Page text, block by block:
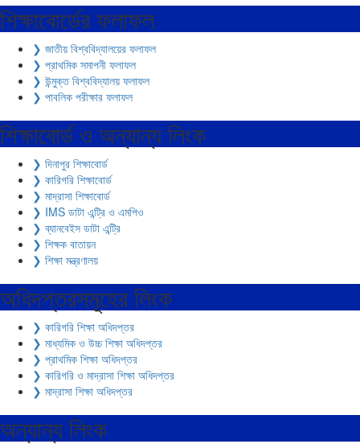
শিক্ষাবোর্ডের ফলাফল
❯ জাতীয় বিশ্ববিদ্যালয়ের ফলাফল
❯ প্রাথমিক সমাপনী ফলাফল
❯ উন্মুক্ত বিশ্ববিদ্যালয় ফলাফল
❯ পাবলিক পরীক্ষার ফলাফল
শিক্ষাবোর্ড ও অন্যান্য লিংক
❯ দিনাপুর শিক্ষাবোর্ড
❯ কারিগরি শিক্ষাবোর্ড
❯ মাদ্রাসা শিক্ষাবোর্ড
❯ IMS ডাটা এন্ট্রি ও এমপিও
❯ ব্যানবেইস ডাটা এন্ট্রি
❯ শিক্ষক বাতায়ন
❯ শিক্ষা মন্ত্রণালয়
অধিদপ্তরসমূহের লিংক
❯ কারিগরি শিক্ষা অধিদপ্তর
❯ মাধ্যমিক ও উচ্চ শিক্ষা অধিদপ্তর
❯ প্রাথমিক শিক্ষা অধিদপ্তর
❯ কারিগরি ও মাদ্রাসা শিক্ষা অধিদপ্তর
❯ মাদ্রাসা শিক্ষা অধিদপ্তর
অন্যান্য লিংক